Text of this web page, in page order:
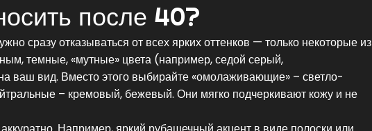
после 40?
сразу отказываться от всех ярких оттенков — только некоторые из
темные, «мутные» цвета (например, седой серый,
ваш вид. Вместо этого выбирайте «омолаживающие» – светло-
– кремовый, бежевый. Они мягко подчеркивают кожу и не